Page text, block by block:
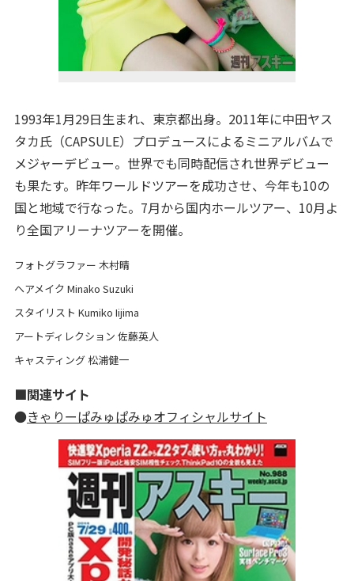
1993年1月29日生まれ、東京都出身。2011年に中田ヤス
タカ氏（CAPSULE）プロデュースによるミニアルバムで
メジャーデビュー。世界でも同時配信され世界デビュー
も果たす。昨年ワールドツアーを成功させ、今年も10の
国と地域で行なった。7月から国内ホールツアー、10月よ
り全国アリーナツアーを開催。
フォトグラファー 木村晴
ヘアメイク Minako Suzuki
スタイリスト Kumiko Iijima
アートディレクション 佐藤英人
キャスティング 松浦健一
■関連サイト
●きゃりーぱみゅぱみゅオフィシャルサイト